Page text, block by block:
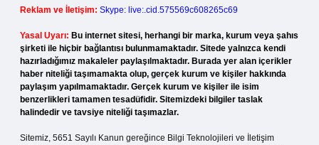
Reklam ve İletişim: Skype: live:.cid.575569c608265c69
Yasal Uyarı: Bu internet sitesi, herhangi bir marka, kurum veya şahıs
şirketi ile hiçbir bağlantısı bulunmamaktadır. Sitede yalnızca kendi
hazırladığımız makaleler paylaşılmaktadır. Burada yer alan içerikler
haber niteliği taşımamakta olup, gerçek kurum ve kişiler hakkında
paylaşım yapılmamaktadır. Gerçek kurum ve kişiler ile isim
benzerlikleri tamamen tesadüfidir. Sitemizdeki bilgiler taslak
halindedir ve tavsiye niteliği taşımazlar.
Sitemiz, 5651 Sayılı Kanun gereğince Bilgi Teknolojileri ve İletişim